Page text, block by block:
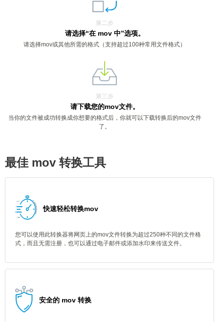
第二步
请选择“在 mov 中”选项。
请选择mov或其他所需的格式（支持超过100种常用文件格式）
第三步
请下载您的mov文件。
当你的文件被成功转换成你想要的格式后，你就可以下载转换后的mov文件
了。
最佳 mov 转换工具
快速轻松转换mov
您可以使用此转换器将网页上的mov文件转换为超过250种不同的文件格
式，而且无需注册，也可以通过电子邮件或添加水印来传送文件。
安全的 mov 转换